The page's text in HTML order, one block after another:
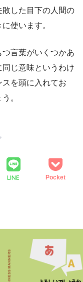
した目下の人間の
使います。
つ言葉がいくつかあ
じ意味というわけ
を頭に入れてお
。
LINE Pocket